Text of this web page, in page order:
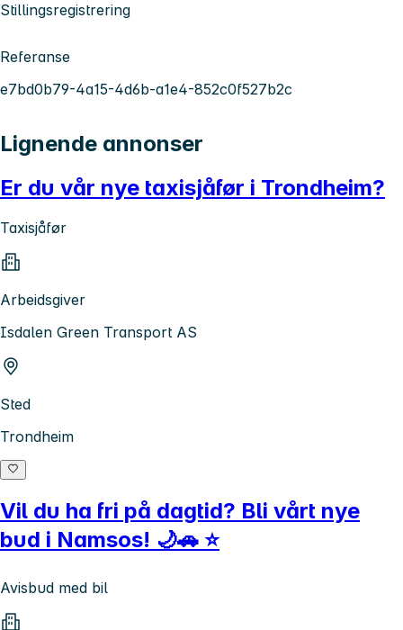
Stillingsregistrering
Referanse
e7bd0b79-4a15-4d6b-a1e4-852c0f527b2c
Lignende annonser
Er du vår nye taxisjåfør i Trondheim?
Taxisjåfør
Arbeidsgiver
Isdalen Green Transport AS
Sted
Trondheim
Vil du ha fri på dagtid? Bli vårt nye
bud i Namsos! 🌙🚗 ⭐
Avisbud med bil